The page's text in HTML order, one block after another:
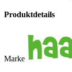
Produktdetails
Marke